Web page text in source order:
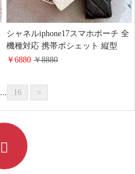
シャネルiphone17スマホポーチ 全
機種対応 携帯ポシェット 縦型
chanel スマホポシェット チェーン
物入れ
￥6880￥8880
... 16 >